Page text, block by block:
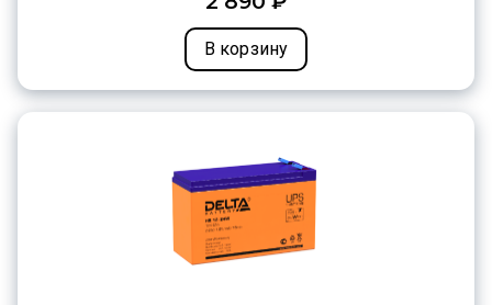
В корзину